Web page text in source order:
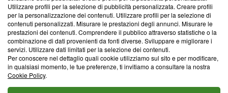
Redazione
Informativa Privacy
Cookie Policy
Blasting SA, IDI CHE-247.845.224, Via Carlo Frasca, 3 - 6900
Lugano (Svizzera) Tel:+39 0690258937
© 2026 Blasting News
Utilizzare profili per la selezione di pubblicità personalizzata. Creare profili
per la personalizzazione dei contenuti. Utilizzare profili per la selezione di
contenuti personalizzati. Misurare le prestazioni degli annunci. Misurare le
prestazioni dei contenuti. Comprendere il pubblico attraverso statistiche o la
combinazione di dati provenienti da fonti diverse. Sviluppare e migliorare i
servizi. Utilizzare dati limitati per la selezione dei contenuti.
Per conoscere nel dettaglio quali cookie utilizziamo sul sito e per modificare,
in qualsiasi momento, le tue preferenze, ti invitiamo a consultare la nostra
Cookie Policy.